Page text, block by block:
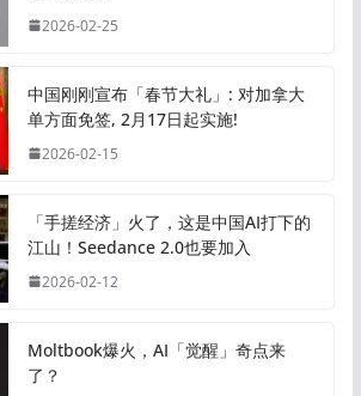
2026-02-25
中国刚刚宣布「春节大礼」: 对加拿大
单方面免签, 2月17日起实施!
2026-02-15
「手搓经济」火了，这是中国AI打下的
江山！Seedance 2.0也要加入
2026-02-12
Moltbook爆火，AI「觉醒」奇点来
了？